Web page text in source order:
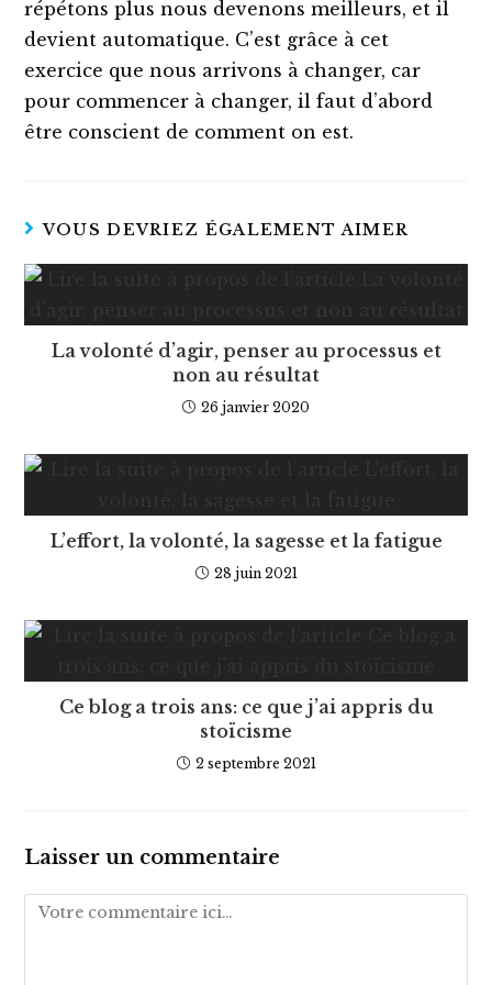
répétons plus nous devenons meilleurs, et il
devient automatique. C’est grâce à cet
exercice que nous arrivons à changer, car
pour commencer à changer, il faut d’abord
être conscient de comment on est.
VOUS DEVRIEZ ÉGALEMENT AIMER
La volonté d’agir, penser au processus et
non au résultat
26 janvier 2020
L’effort, la volonté, la sagesse et la fatigue
28 juin 2021
Ce blog a trois ans: ce que j’ai appris du
stoïcisme
2 septembre 2021
Laisser un commentaire
Comment